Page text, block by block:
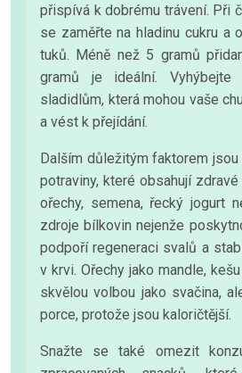
přispívá k dobrému trávení. Při
se zaměřte na hladinu cukru a
tuků. Méně než 5 gramů
gramů je ideální.
sladidlům, která mohou vaše
a vést k přejídání.
Dalším důležitým faktorem
potraviny, které obsahují
ořechy, semena, řecký jogurt
zdroje bílkovin nejenže
podpoří regeneraci svalů a
v krvi. Ořechy jako mandle,
skvělou volbou jako svačina,
porce, protože jsou kaloričtější.
Snažte se také omezit